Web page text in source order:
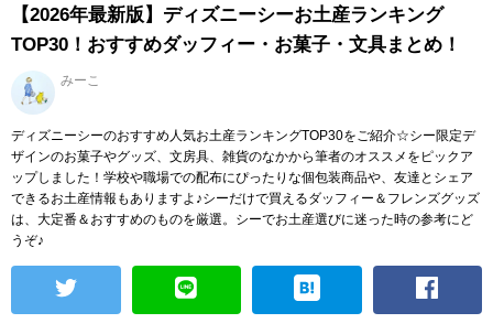
【2026年最新版】ディズニーシーお土産ランキング
TOP30！おすすめダッフィー・お菓子・文具まとめ！
みーこ
ディズニーシーのおすすめ人気お土産ランキングTOP30をご紹介☆シー限定デ
ザインのお菓子やグッズ、文房具、雑貨のなかから筆者のオススメをピックア
ップしました！学校や職場での配布にぴったりな個包装商品や、友達とシェア
できるお土産情報もありますよ♪シーだけで買えるダッフィー＆フレンズグッズ
は、大定番＆おすすめのものを厳選。シーでお土産選びに迷った時の参考にど
うぞ♪